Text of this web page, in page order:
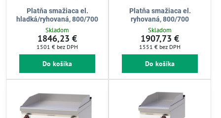
Platňa smažiaca el.
hladká/ryhovaná, 800/700
Skladom
1846,23 €
1501 € bez DPH
Do košíka
Platňa smažiaca el.
ryhovaná, 800/700
Skladom
1907,73 €
1551 € bez DPH
Do košíka